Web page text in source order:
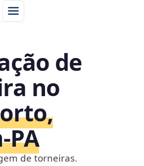
de
no
de torneiras.